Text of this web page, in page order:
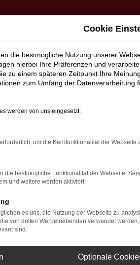
Cookie
die bestmögliche Nutzung unserer
hierbei Ihre Präferenzen und
zu einem späteren Zeitpunkt Ihre
zum Umfang der Datenverarbeitung
werden von uns eingesetzt:
um die Kernfunktionalität der Webseite
die bestmögliche Funktionalität der Webseite.
und weitere werden aktiviert.
es uns, die Nutzung der Webseite zu
von dritten Werbetreibenden verwendet
sind.
Optionale